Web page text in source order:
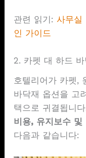
관련 읽기: 사무실
인 가이드
2. 카펫 대 하드
호텔리어가 카펫,
바닥재 옵션을 고
택으로 귀결됩니
비용, 유지보수 및
다음과 같습니다: